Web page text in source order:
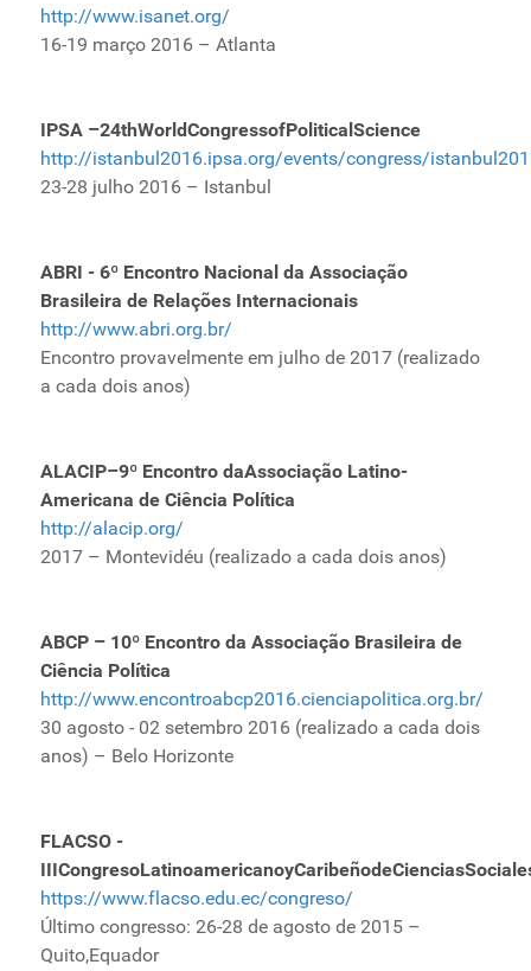
http://www.isanet.org/
16-19 março 2016 – Atlanta
IPSA –24thWorldCongressofPoliticalScience
http://istanbul2016.ipsa.org/events/congress/
23-28 julho 2016 – Istanbul
ABRI - 6º Encontro Nacional da Associação
Brasileira de Relações Internacionais
http://www.abri.org.br/
Encontro provavelmente em julho de 2017 (realizado
a cada dois anos)
ALACIP–9º Encontro daAssociação Latino-
Americana de Ciência Política
http://alacip.org/
2017 – Montevidéu (realizado a cada dois anos)
ABCP – 10º Encontro da Associação Brasileira de
Ciência Política
http://www.encontroabcp2016.cienciapolitica.org.br/
30 agosto - 02 setembro 2016 (realizado a cada dois
anos) – Belo Horizonte
FLACSO -
https://www.flacso.edu.ec/congreso/
Último congresso: 26-28 de agosto de 2015 –
Quito,Equador